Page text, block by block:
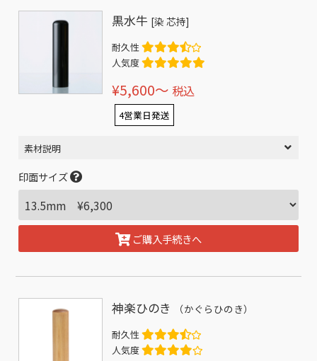
黒水牛 [染 芯持]
耐久性
人気度
¥5,600〜 税込
4営業日発送
素材説明
印面サイズ
ご購入手続きへ
神楽ひのき （かぐらひのき）
耐久性
人気度